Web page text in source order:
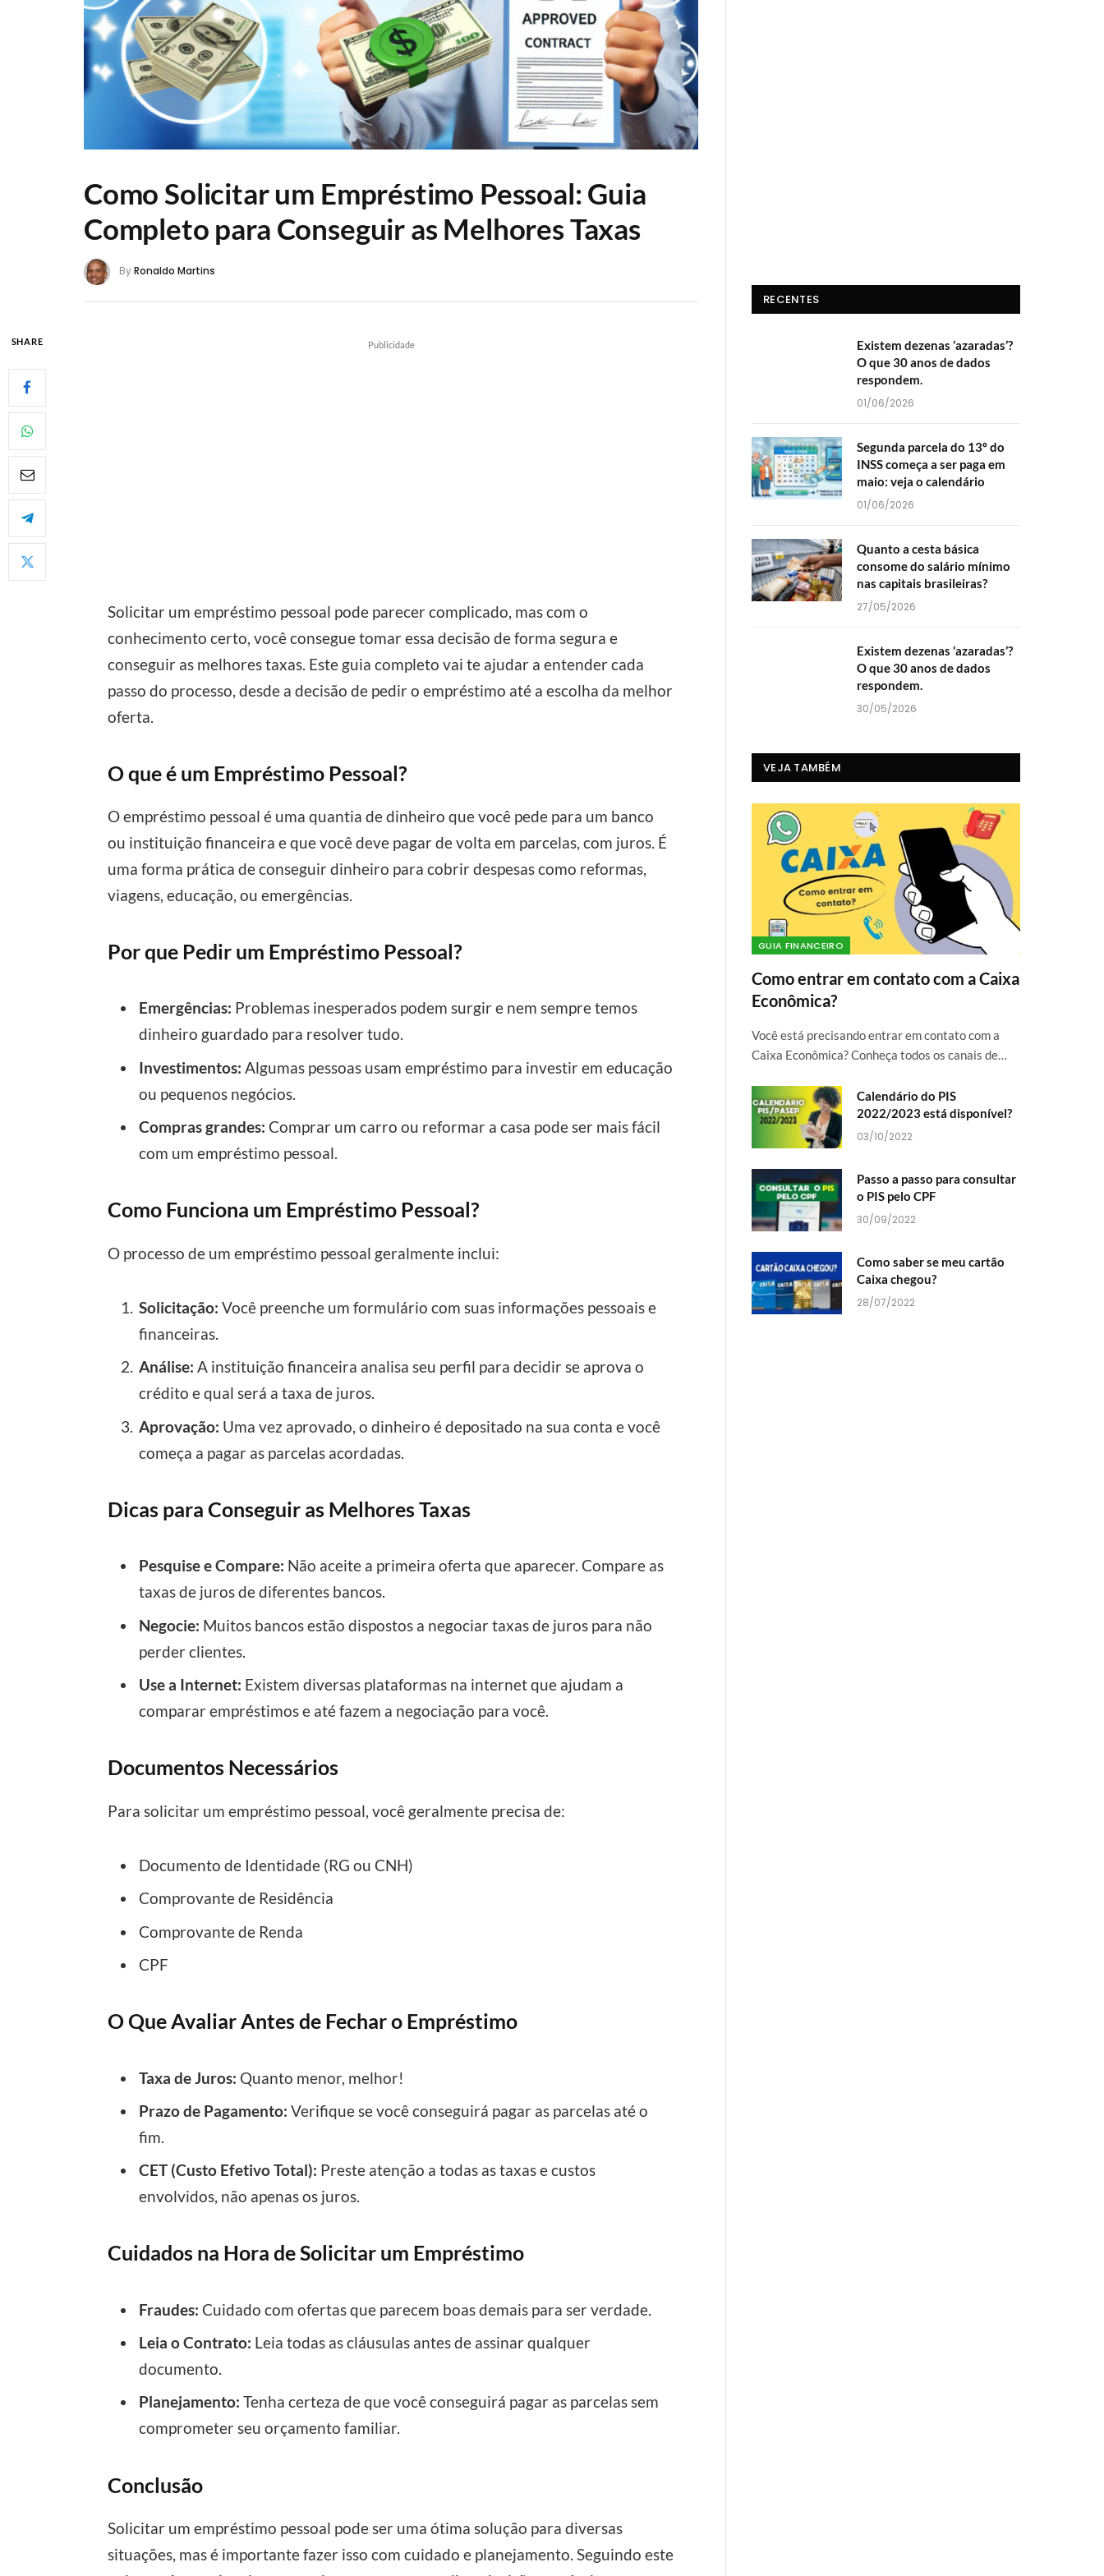
Como Solicitar um Empréstimo Pessoal: Guia
Completo para Conseguir as Melhores Taxas
ByRonaldo Martins
SHARE Publicidade
Solicitar um empréstimo pessoal pode parecer complicado, mas com o
conhecimento certo, você consegue tomar essa decisão de forma segura e
conseguir as melhores taxas. Este guia completo vai te ajudar a entender cada
passo do processo, desde a decisão de pedir o empréstimo até a escolha da melhor
oferta.
O que é um Empréstimo Pessoal?
O empréstimo pessoal é uma quantia de dinheiro que você pede para um banco
ou instituição financeira e que você deve pagar de volta em parcelas, com juros. É
uma forma prática de conseguir dinheiro para cobrir despesas como reformas,
viagens, educação, ou emergências.
Por que Pedir um Empréstimo Pessoal?
Emergências: Problemas inesperados podem surgir e nem sempre temos
dinheiro guardado para resolver tudo.
Investimentos: Algumas pessoas usam empréstimo para investir em educação
ou pequenos negócios.
Compras grandes: Comprar um carro ou reformar a casa pode ser mais fácil
com um empréstimo pessoal.
Como Funciona um Empréstimo Pessoal?
O processo de um empréstimo pessoal geralmente inclui:
Solicitação: Você preenche um formulário com suas informações pessoais e
financeiras.
Análise: A instituição financeira analisa seu perfil para decidir se aprova o
crédito e qual será a taxa de juros.
Aprovação: Uma vez aprovado, o dinheiro é depositado na sua conta e você
começa a pagar as parcelas acordadas.
Dicas para Conseguir as Melhores Taxas
Pesquise e Compare: Não aceite a primeira oferta que aparecer. Compare as
taxas de juros de diferentes bancos.
Negocie: Muitos bancos estão dispostos a negociar taxas de juros para não
perder clientes.
Use a Internet: Existem diversas plataformas na internet que ajudam a
comparar empréstimos e até fazem a negociação para você.
Documentos Necessários
Para solicitar um empréstimo pessoal, você geralmente precisa de:
Documento de Identidade (RG ou CNH)
Comprovante de Residência
Comprovante de Renda
CPF
O Que Avaliar Antes de Fechar o Empréstimo
Taxa de Juros: Quanto menor, melhor!
Prazo de Pagamento: Verifique se você conseguirá pagar as parcelas até o
fim.
CET (Custo Efetivo Total): Preste atenção a todas as taxas e custos
envolvidos, não apenas os juros.
Cuidados na Hora de Solicitar um Empréstimo
Fraudes: Cuidado com ofertas que parecem boas demais para ser verdade.
Leia o Contrato: Leia todas as cláusulas antes de assinar qualquer
documento.
Planejamento: Tenha certeza de que você conseguirá pagar as parcelas sem
comprometer seu orçamento familiar.
Conclusão
Solicitar um empréstimo pessoal pode ser uma ótima solução para diversas
situações, mas é importante fazer isso com cuidado e planejamento. Seguindo este
RECENTES
Existem dezenas ‘azaradas’?
O que 30 anos de dados
respondem.
01/06/2026
Segunda parcela do 13º do
INSS começa a ser paga em
maio: veja o calendário
01/06/2026
Quanto a cesta básica
consome do salário mínimo
nas capitais brasileiras?
27/05/2026
Existem dezenas ‘azaradas’?
O que 30 anos de dados
respondem.
30/05/2026
VEJA TAMBÉM
GUIA FINANCEIRO
Como entrar em contato com a Caixa
Econômica?
Você está precisando entrar em contato com a
Caixa Econômica? Conheça todos os canais de…
Calendário do PIS
2022/2023 está disponível?
03/10/2022
Passo a passo para consultar
o PIS pelo CPF
30/09/2022
Como saber se meu cartão
Caixa chegou?
28/07/2022